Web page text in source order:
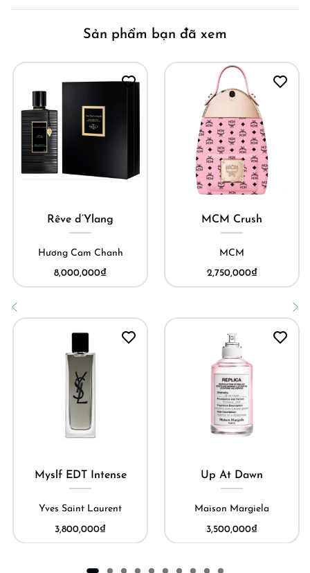
Sản phẩm bạn đã xem
Rêve d’Ylang
Hương Cam Chanh
8,000,000₫
Myslf EDT Intense
Yves Saint Laurent
3,800,000₫
MCM Crush
MCM
2,750,000₫
Up At Dawn
Maison Margiela
3,500,000₫